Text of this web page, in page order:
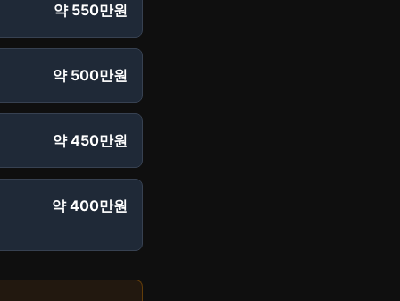
약 550만원
약 500만원
약 450만원
약 400만원